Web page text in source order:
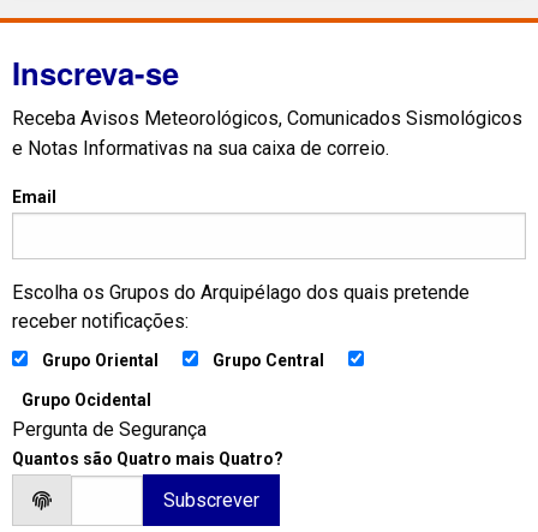
Inscreva-se
Receba Avisos Meteorológicos, Comunicados Sismológicos
e Notas Informativas na sua caixa de correio.
Email
Escolha os Grupos do Arquipélago dos quais pretende
receber notificações:
Grupo Oriental Grupo Central
Grupo Ocidental
Pergunta de Segurança
Quantos são Quatro mais Quatro?